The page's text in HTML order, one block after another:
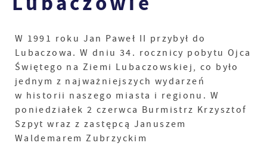
W 1991 roku Jan Paweł II przybył do
Lubaczowa. W dniu 34. rocznicy pobytu Ojca
Świętego na Ziemi Lubaczowskiej, co było
jednym z najważniejszych wydarzeń
w historii naszego miasta i regionu. W
poniedziałek 2 czerwca Burmistrz Krzysztof
Szpyt wraz z zastępcą Januszem
Waldemarem Zubrzyckim